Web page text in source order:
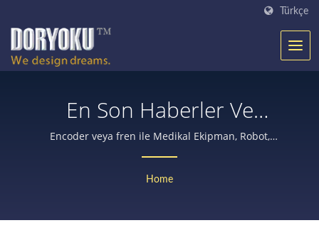
Türkçe
En Son Haberler Ve
Etkinlikler Başlığı 2
Encoder veya fren ile Medikal Ekipman, Robot,
Otomatik kapılar, Elektrikli Alet, Tarım ekipmanları için
Home